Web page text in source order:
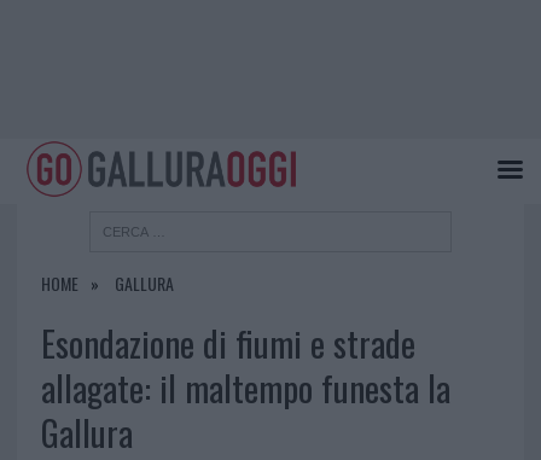
HOME GALLURA
Esondazione di fiumi e strade
allagate: il maltempo funesta la
Gallura